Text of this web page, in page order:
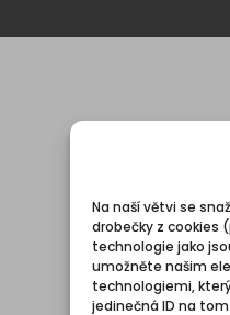
Na naší větvi se
drobečky z cookies
technologie jako
umožněte našim
technologiemi,
jedinečná ID na